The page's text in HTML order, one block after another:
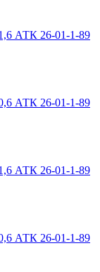
АТК 26-01-1-89
АТК 26-01-1-89
АТК 26-01-1-89
АТК 26-01-1-89